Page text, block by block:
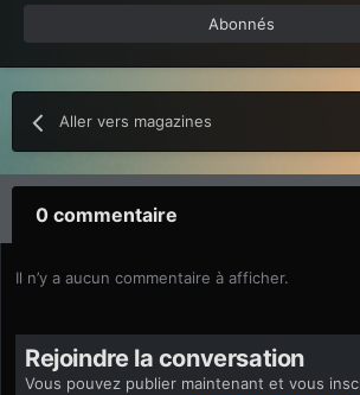
Abonnés
Aller vers magazines
0 commentaire
Il n’y a aucun commentaire à afficher.
Rejoindre la conversation
Vous pouvez publier maintenant et vous